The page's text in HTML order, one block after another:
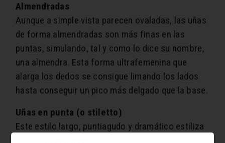
Almendradas
Aunque a simple vista parecen ovaladas, las uñas
de forma almendradas son más finas en las
puntas, simulando, tal y como lo dice su nombre,
una almendra. Esta forma ultrafemenina que
alarga los dedos se consigue limando los lados
hasta conseguir un pico más delgado que la base.
Uñas en punta (o stiletto)
Este estilo largo, puntiagudo y dramático estiliza
los dedos y es ideal para aquellas que tienen los